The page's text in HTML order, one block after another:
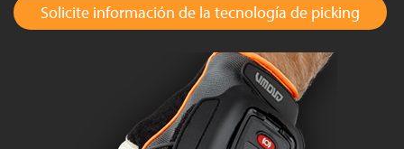
Solicite información de la tecnología de picking